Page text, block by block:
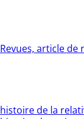
Revues, article de
histoire de la